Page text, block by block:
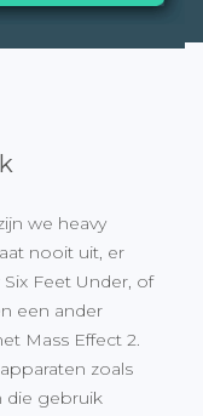
we heavy
nooit uit, er
Feet Under, of
een ander
Mass Effect 2.
zoals
die gebruik